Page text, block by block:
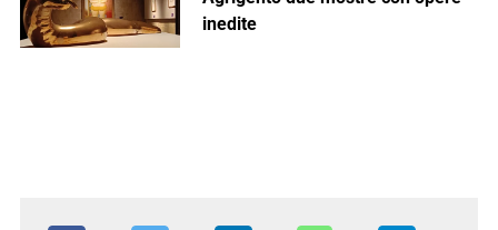
inedite